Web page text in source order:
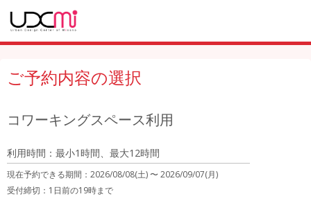
ご予約内容の選択
コワーキングスペース利用
利用時間：最小1時間、最大12時間
現在予約できる期間： 2026/08/08(土) 〜2026/09/07(月)
受付締切： 1日前の19時まで